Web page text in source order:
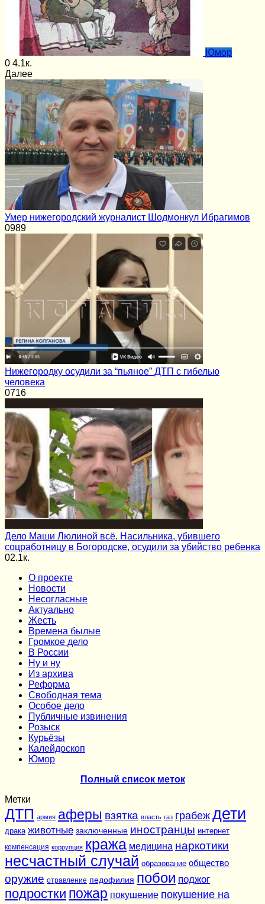
Юмор
0 4.1к.
Далее
Умер нижегородский журналист Шодмонкул Ибрагимов
0989
Нижегородку осудили за “пьяное” ДТП с гибелью
человека
0716
Дело Маши Люлиной всё. Насильника, убившего
соцработницу в Богородске, осудили за убийство ребенка
02.1к.
О проекте
Новости
Несогласные
Актуально
Жесть
Времена былые
Громкое дело
В России
Ну и ну
Из архива
Реформа
Cвободная тема
Особое дело
Публичные извинения
Розыск
Курьёзы
Калейдоскоп
Юмор
Полный список меток
Метки
ДТП армия аферы взятка власть газ грабеж дети
драка животные заключенные иностранцы интернет
компенсация коррупция кража медицина наркотики
несчастный случай образование общество
оружие отравление педофилия побои поджог
подростки пожар покушение покушение на